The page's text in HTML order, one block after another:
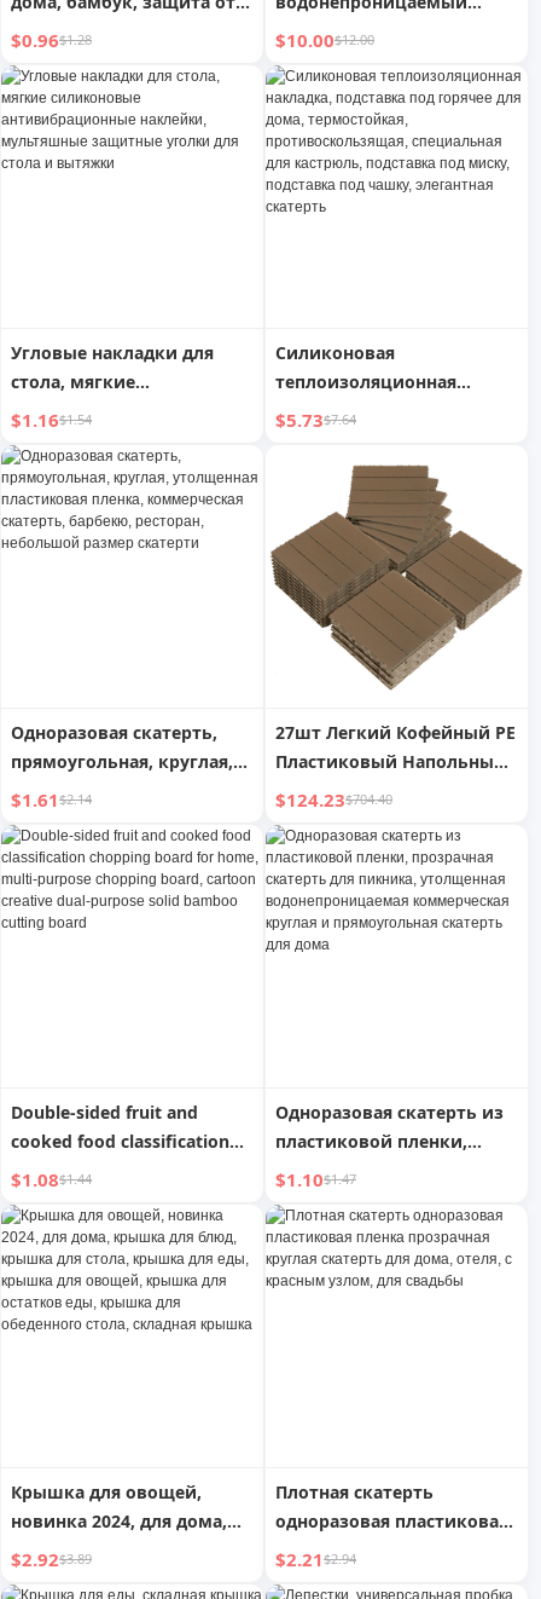
ожогов и теплостойкий,
коврик для кастрюль,
подушка для обеденного
стола, креативный коврик
для овощей, коврик для
чашки, коврик для
$0.96$1.28
фартук для стирки
одежды с карманами, для
сушки на воздухе
$10.00$12.00
Угловые накладки для
стола, мягкие
силиконовые
антивибрационные
наклейки, мультяшные
защитные уголки для
стола и вытяжки
$1.16$1.54
Силиконовая
теплоизоляционная
накладка, подставка под
термостойкая,
противоскользящая,
специальная для
кастрюль, подставка под
миску, подставка под
чашку, элегантная
скатерть
$5.73$7.64
Одноразовая скатерть,
прямоугольная, круглая,
утолщенная пластиковая
пленка, коммерческая
скатерть, барбекю,
ресторан, небольшой
размер скатерти
$1.61$2.14
27шт Легкий Кофейный PE
Пластиковый Напольный
Покрытие в Полоску для
Уличного Использования
$124.23$704.40
Double-sided fruit and
cooked food classification
chopping board for home,
multi-purpose chopping
board, cartoon creative dual-
purpose solid bamboo
cutting board
$1.08$1.44
Одноразовая скатерть из
пластиковой пленки,
прозрачная скатерть для
пикника, утолщенная
водонепроницаемая
коммерческая круглая и
прямоугольная скатерть
$1.10$1.47
Крышка для овощей,
новинка 2024, для дома,
крышка для блюд,
крышка для стола,
$2.92$3.89
Плотная скатерть
одноразовая пластиковая
пленка прозрачная
круглая скатерть для
$2.21$2.94